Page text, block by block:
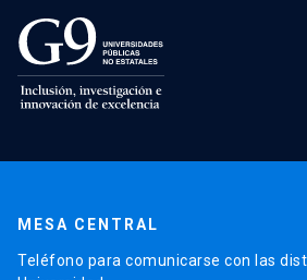
MESA CENTRAL
Teléfono para comunicarse con las